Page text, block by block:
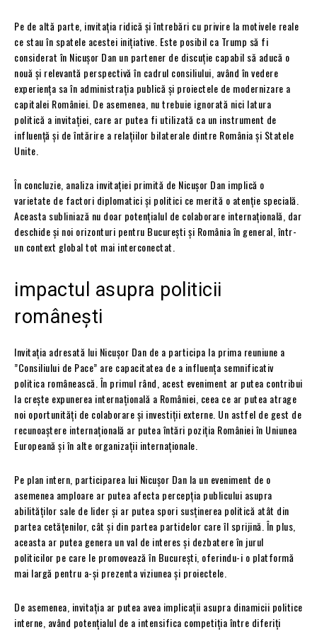
Pe de altă parte, invitația ridică și întrebări cu privire la motivele reale
ce stau în spatele acestei inițiative. Este posibil ca Trump să fi
considerat în Nicușor Dan un partener de discuție capabil să aducă o
nouă și relevantă perspectivă în cadrul consiliului, având în vedere
experiența sa în administrația publică și proiectele de modernizare a
capitalei României. De asemenea, nu trebuie ignorată nici latura
politică a invitației, care ar putea fi utilizată ca un instrument de
influență și de întărire a relațiilor bilaterale dintre România și Statele
Unite.
În concluzie, analiza invitației primită de Nicușor Dan implică o
varietate de factori diplomatici și politici ce merită o atenție specială.
Aceasta subliniază nu doar potențialul de colaborare internațională, dar
deschide și noi orizonturi pentru București și România în general, într-
un context global tot mai interconectat.
impactul asupra politicii
românești
Invitația adresată lui Nicușor Dan de a participa la prima reuniune a
”Consiliului de Pace” are capacitatea de a influența semnificativ
politica românească. În primul rând, acest eveniment ar putea contribui
la crește expunerea internațională a României, ceea ce ar putea atrage
noi oportunități de colaborare și investiții externe. Un astfel de gest de
recunoaștere internațională ar putea întări poziția României în Uniunea
Europeană și în alte organizații internaționale.
Pe plan intern, participarea lui Nicușor Dan la un eveniment de o
asemenea amploare ar putea afecta percepția publicului asupra
abilităților sale de lider și ar putea spori susținerea politică atât din
partea cetățenilor, cât și din partea partidelor care îl sprijină. În plus,
aceasta ar putea genera un val de interes și dezbatere în jurul
politicilor pe care le promovează în București, oferindu-i o platformă
mai largă pentru a-și prezenta viziunea și proiectele.
De asemenea, invitația ar putea avea implicații asupra dinamicii politice
interne, având potențialul de a intensifica competiția între diferiți